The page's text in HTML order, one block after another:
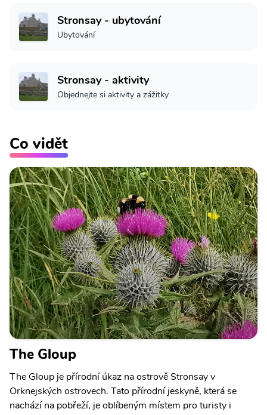
Stronsay - ubytování
Ubytování
Stronsay - aktivity
Objednejte si aktivity a zážitky
Co vidět
The Gloup
The Gloup je přírodní úkaz na ostrově Stronsay v
Orknejských ostrovech. Tato přírodní jeskyně, která se
nachází na pobřeží, je oblíbeným místem pro turisty i